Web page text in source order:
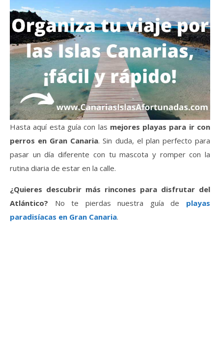
Hasta aquí esta guía con las mejores playas para ir con
perros en Gran Canaria. Sin duda, el plan perfecto para
pasar un día diferente con tu mascota y romper con la
rutina diaria de estar en la calle.
¿Quieres descubrir más rincones para disfrutar del
Atlántico? No te pierdas nuestra guía de playas
paradisíacas en Gran Canaria.